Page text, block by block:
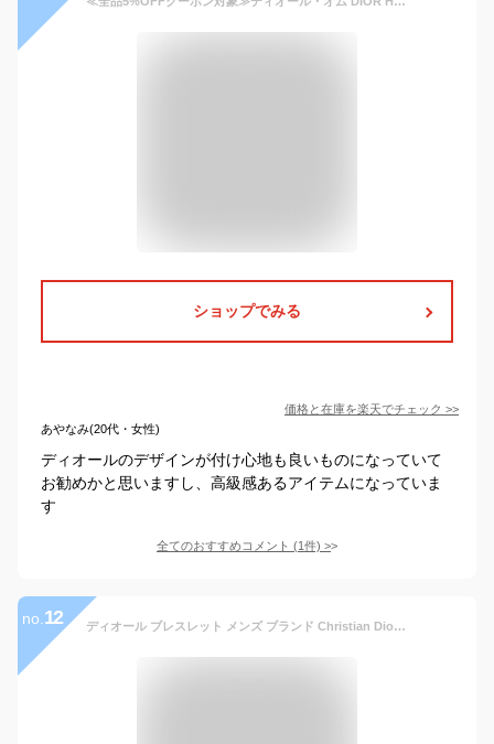
ショップでみる
価格と在庫を楽天でチェック >>
あやなみ(20代・女性)
ディオールのデザインが付け心地も良いものになっていて
お勧めかと思いますし、高級感あるアイテムになっていま
す
全てのおすすめコメント (1件) >
no. 12 ディオール ブレスレット メンズ ブランド Christian Dior ポルトガル B2441 グレー系 シルバー系 アクセサリー